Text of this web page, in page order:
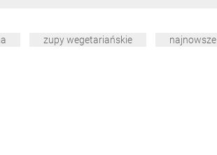
zupy wegetariańskie najnowsze